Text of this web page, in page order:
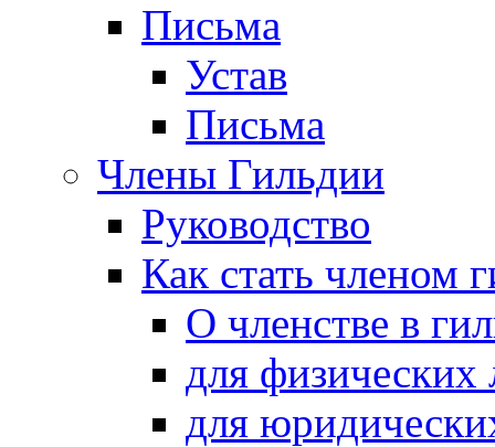
Письма
Устав
Письма
Члены Гильдии
Руководство
Как стать членом
О членстве в
для физических
для